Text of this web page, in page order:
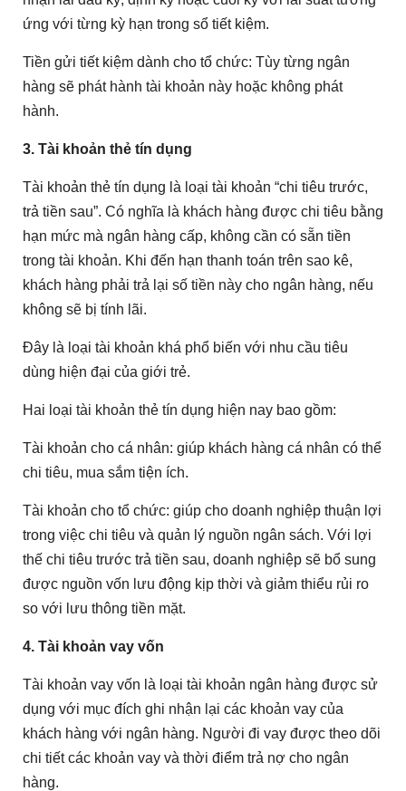
ứng với từng kỳ hạn trong sổ tiết kiệm.
Tiền gửi tiết kiệm dành cho tổ chức: Tùy từng ngân
hàng sẽ phát hành tài khoản này hoặc không phát
hành.
3. Tài khoản thẻ tín dụng
Tài khoản thẻ tín dụng là loại tài khoản “chi tiêu trước,
trả tiền sau”. Có nghĩa là khách hàng được chi tiêu bằng
hạn mức mà ngân hàng cấp, không cần có sẵn tiền
trong tài khoản. Khi đến hạn thanh toán trên sao kê,
khách hàng phải trả lại số tiền này cho ngân hàng, nếu
không sẽ bị tính lãi.
Đây là loại tài khoản khá phổ biến với nhu cầu tiêu
dùng hiện đại của giới trẻ.
Hai loại tài khoản thẻ tín dụng hiện nay bao gồm:
Tài khoản cho cá nhân: giúp khách hàng cá nhân có thể
chi tiêu, mua sắm tiện ích.
Tài khoản cho tổ chức: giúp cho doanh nghiệp thuận lợi
trong việc chi tiêu và quản lý nguồn ngân sách. Với lợi
thế chi tiêu trước trả tiền sau, doanh nghiệp sẽ bổ sung
được nguồn vốn lưu động kịp thời và giảm thiểu rủi ro
so với lưu thông tiền mặt.
4. Tài khoản vay vốn
Tài khoản vay vốn là loại tài khoản ngân hàng được sử
dụng với mục đích ghi nhận lại các khoản vay của
khách hàng với ngân hàng. Người đi vay được theo dõi
chi tiết các khoản vay và thời điểm trả nợ cho ngân
hàng.